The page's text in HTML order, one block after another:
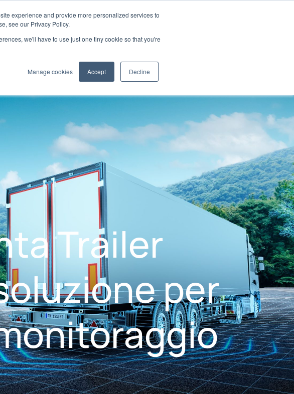
experience and provide more personalized services to
see our Privacy Policy.
we'll have to use just one tiny cookie so that you're
Manage cookies Accept Decline
ServiziApplicazioni
Trailer
per